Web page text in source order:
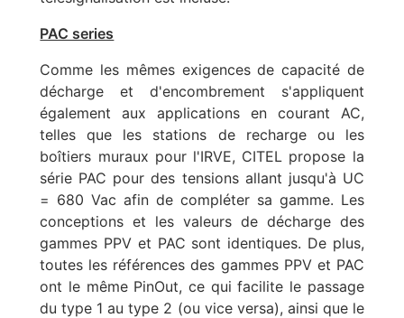
PAC series
Comme les mêmes exigences de capacité de
décharge et d'encombrement s'appliquent
également aux applications en courant AC,
telles que les stations de recharge ou les
boîtiers muraux pour l'IRVE, CITEL propose la
série PAC pour des tensions allant jusqu'à UC
= 680 Vac afin de compléter sa gamme. Les
conceptions et les valeurs de décharge des
gammes PPV et PAC sont identiques. De plus,
toutes les références des gammes PPV et PAC
ont le même PinOut, ce qui facilite le passage
du type 1 au type 2 (ou vice versa), ainsi que le